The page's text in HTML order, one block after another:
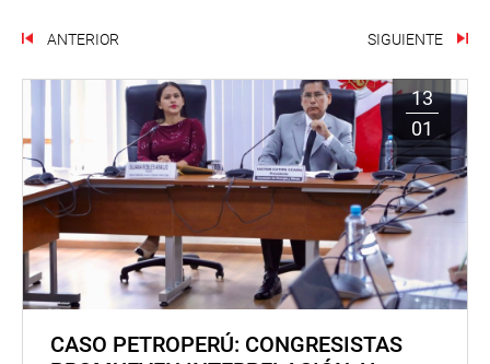
ANTERIOR SIGUIENTE
13
01
CASO PETROPERÚ: CONGRESISTAS